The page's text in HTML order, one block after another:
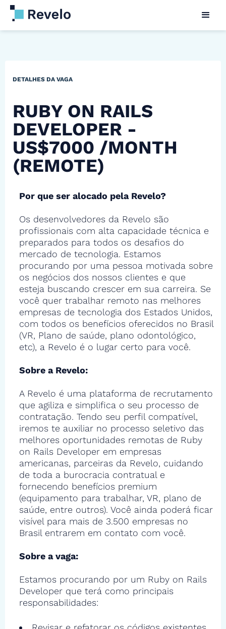
DETALHES DA VAGA
RUBY ON RAILS
DEVELOPER -
US$7000 /MONTH
(REMOTE)
Por que ser alocado pela Revelo?
Os desenvolvedores da Revelo são
profissionais com alta capacidade técnica e
preparados para todos os desafios do
mercado de tecnologia. Estamos
procurando por uma pessoa motivada sobre
os negócios dos nossos clientes e que
esteja buscando crescer em sua carreira. Se
você quer trabalhar remoto nas melhores
empresas de tecnologia dos Estados Unidos,
com todos os benefícios oferecidos no Brasil
(VR, Plano de saúde, plano odontológico,
etc), a Revelo é o lugar certo para você.
Sobre a Revelo:
A Revelo é uma plataforma de recrutamento
que agiliza e simplifica o seu processo de
contratação. Tendo seu perfil compatível,
iremos te auxiliar no processo seletivo das
melhores oportunidades remotas de Ruby
on Rails Developer em empresas
americanas, parceiras da Revelo, cuidando
de toda a burocracia contratual e
fornecendo benefícios premium
(equipamento para trabalhar, VR, plano de
saúde, entre outros). Você ainda poderá ficar
visível para mais de 3.500 empresas no
Brasil entrarem em contato com você.
Sobre a vaga:
Estamos procurando por um Ruby on Rails
Developer que terá como principais
responsabilidades: